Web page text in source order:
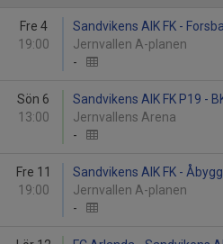
Fre 4
19:00
Sandvikens AIK FK -
Jernvallen A-planen
-
Sön 6
13:00
Sandvikens AIK FK P19 -
Jernvallens Arena
-
Fre 11
19:00
Sandvikens AIK FK -
Jernvallen A-planen
-